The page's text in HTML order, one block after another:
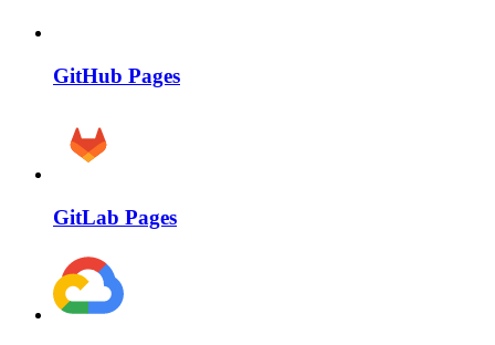
GitHub Pages
GitLab Pages